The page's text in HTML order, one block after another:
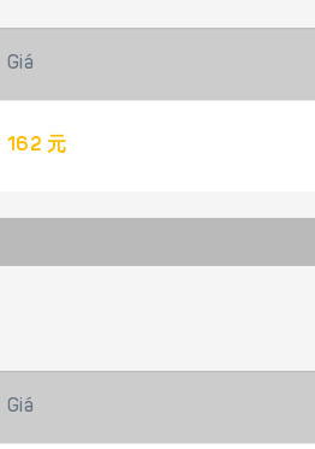
Giá
162 元
Giá